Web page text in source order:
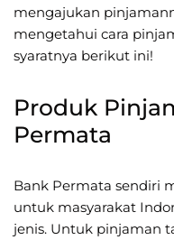
mengajukan
mengetahui cara
syaratnya berikut ini!
Produk
Permata
Bank Permata sendiri
untuk masyarakat
jenis. Untuk pinjaman